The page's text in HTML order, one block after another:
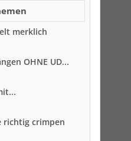
merklich
OHNE UD...
richtig crimpen